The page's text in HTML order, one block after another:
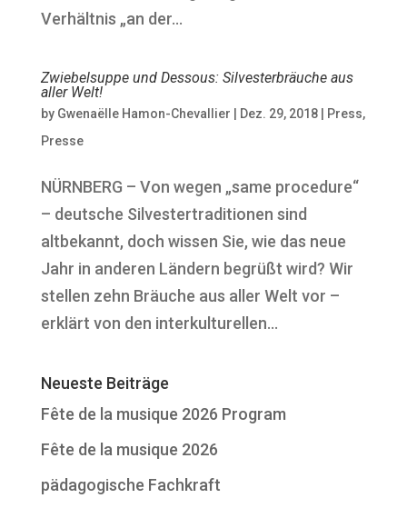
Verhältnis „an der...
Zwiebelsuppe und Dessous: Silvesterbräuche aus
aller Welt!
by Gwenaëlle Hamon-Chevallier Dez. 29, 2018| Press,
Presse
NÜRNBERG – Von wegen „same procedure“
– deutsche Silvestertraditionen sind
altbekannt, doch wissen Sie, wie das neue
Jahr in anderen Ländern begrüßt wird? Wir
stellen zehn Bräuche aus aller Welt vor –
erklärt von den interkulturellen...
Neueste Beiträge
Fête de la musique 2026 Program
Fête de la musique 2026
pädagogische Fachkraft